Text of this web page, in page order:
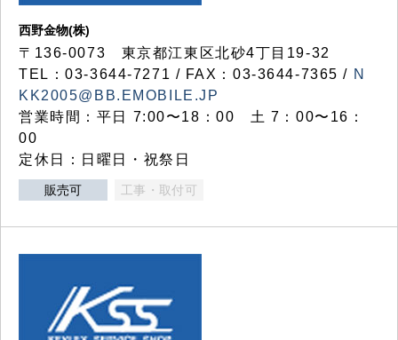
西野金物(株)
〒136-0073 東京都江東区北砂4丁目19-32
TEL：03‐3644‐7271 / FAX：03-3644-7365 / N
KK2005@BB.EMOBILE.JP
営業時間：平日 7:00〜18：00 土 7：00〜16：
00
定休日：日曜日・祝祭日
販売可 工事・取付可